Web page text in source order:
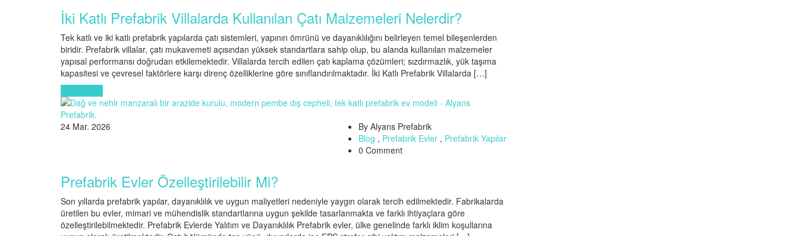
İki Katlı Prefabrik Villalarda Kullanılan Çatı Malzemeleri Nelerdir?
Tek katlı ve iki katlı prefabrik yapılarda çatı sistemleri, yapının ömrünü ve dayanıklılığını belirleyen temel bileşenlerden
biridir. Prefabrik villalar, çatı mukavemeti açısından yüksek standartlara sahip olup, bu alanda kullanılan malzemeler
yapısal performansı doğrudan etkilemektedir. Villalarda tercih edilen çatı kaplama çözümleri; sızdırmazlık, yük taşıma
kapasitesi ve çevresel faktörlere karşı direnç özelliklerine göre sınıflandırılmaktadır. İki Katlı Prefabrik Villalarda […]
24 Mar. 2026
By Alyans Prefabrik
Blog , Prefabrik Evler , Prefabrik Yapılar
0 Comment
Prefabrik Evler Özelleştirilebilir Mi?
Son yıllarda prefabrik yapılar, dayanıklılık ve uygun maliyetleri nedeniyle yaygın olarak tercih edilmektedir. Fabrikalarda
üretilen bu evler, mimari ve mühendislik standartlarına uygun şekilde tasarlanmakta ve farklı ihtiyaçlara göre
özelleştirilebilmektedir. Prefabrik Evlerde Yalıtım ve Dayanıklılık Prefabrik evler, ülke genelinde farklı iklim koşullarına